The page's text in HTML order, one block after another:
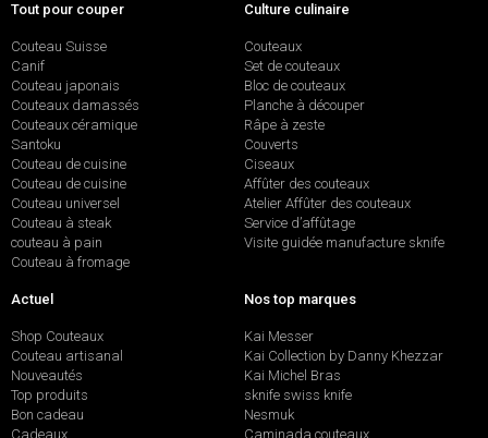
Tout pour couper
Couteau Suisse
Canif
Couteau japonais
Couteaux damassés
Couteaux céramique
Santoku
Couteau de cuisine
Couteau de cuisine
Couteau universel
Couteau à steak
couteau à pain
Couteau à fromage
Culture culinaire
Couteaux
Set de couteaux
Bloc de couteaux
Planche à découper
Râpe à zeste
Couverts
Ciseaux
Affûter des couteaux
Atelier Affûter des couteaux
Service d’affûtage
Visite guidée manufacture sknife
Actuel
Shop Couteaux
Couteau artisanal
Nouveautés
Top produits
Bon cadeau
Cadeaux
Nos top marques
Kai Messer
Kai Collection by Danny Khezzar
Kai Michel Bras
sknife swiss knife
Nesmuk
Caminada couteaux